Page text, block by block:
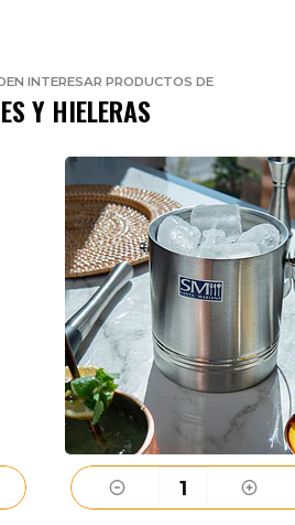
INTERESAR PRODUCTOS DE
Y HIELERAS